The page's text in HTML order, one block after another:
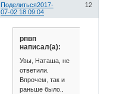
Поделиться 12
2017-
07-02 18:09:04
рпвп
написал(а):
Увы, Наташа, не
ответили.
Впрочем, так и
раньше было..